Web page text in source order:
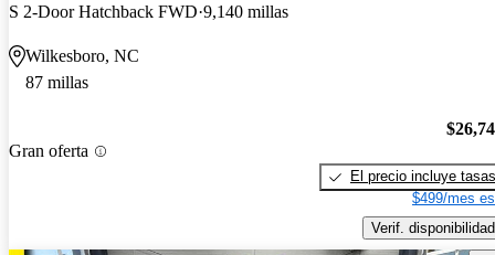
S 2-Door Hatchback FWD 9,140 millas
Wilkesboro, NC
87 millas
Gran oferta
El precio incluye tasas
$499/mes
Verif. disponibilidad